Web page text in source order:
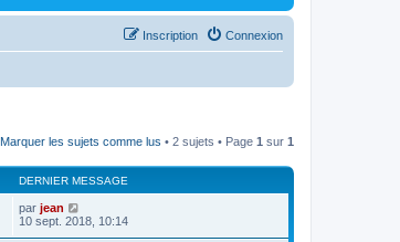
Connexion
Inscription
Marquer les sujets comme lus • 2 sujets • Page 1 sur 1
DERNIER MESSAGE
par jean
10 sept. 2018, 10:14